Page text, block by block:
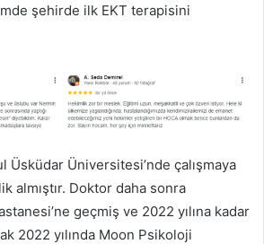
şehirde ilk EKT terapisini
Üsküdar Üniversitesi’nde çalışmaya
almıştır. Doktor daha sonra
geçmiş ve 2022 yılına kadar
2022 yılında Moon Psikoloji